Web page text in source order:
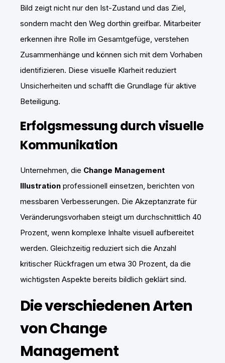
Bild zeigt nicht nur den Ist-Zustand und das Ziel,
sondern macht den Weg dorthin greifbar. Mitarbeiter
erkennen ihre Rolle im Gesamtgefüge, verstehen
Zusammenhänge und können sich mit dem Vorhaben
identifizieren. Diese visuelle Klarheit reduziert
Unsicherheiten und schafft die Grundlage für aktive
Beteiligung.
Erfolgsmessung durch visuelle
Kommunikation
Unternehmen, die Change Management
Illustration professionell einsetzen, berichten von
messbaren Verbesserungen. Die Akzeptanzrate für
Veränderungsvorhaben steigt um durchschnittlich 40
Prozent, wenn komplexe Inhalte visuell aufbereitet
werden. Gleichzeitig reduziert sich die Anzahl
kritischer Rückfragen um etwa 30 Prozent, da die
wichtigsten Aspekte bereits bildlich geklärt sind.
Die verschiedenen Arten
von Change
Management